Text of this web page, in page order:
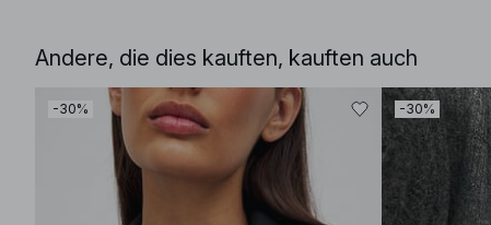
Andere, die dies kauften, kauften auch
-30% -30%